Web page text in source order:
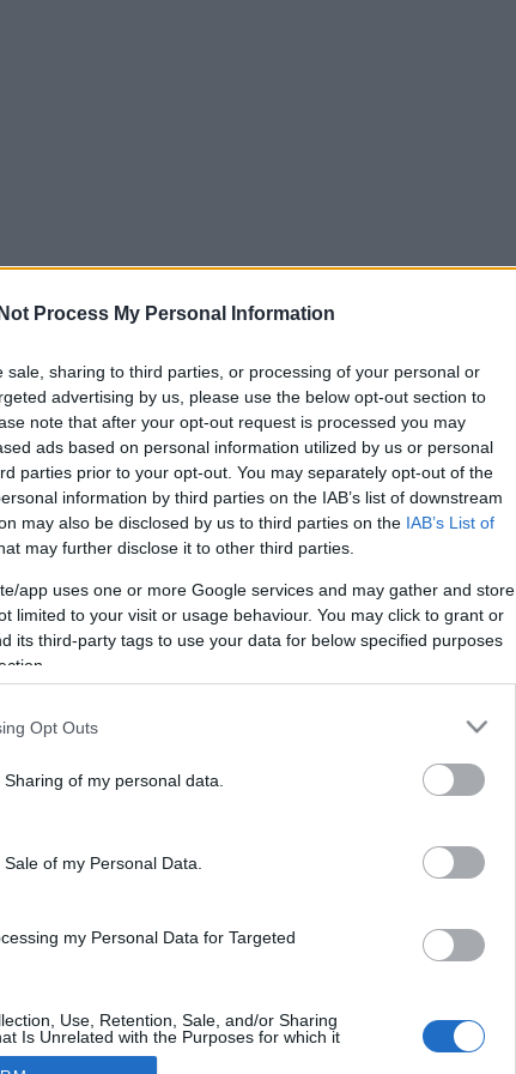
Process My Personal Information
sale, sharing to third parties, or processing of your personal or
advertising by us, please use the below opt-out section to
note that after your opt-out request is processed you may
ads based on personal information utilized by us or personal
parties prior to your opt-out. You may separately opt-out of the
information by third parties on the IAB’s list of downstream
may also be disclosed by us to third parties on the IAB’s List of
may further disclose it to other third parties.
app uses one or more Google services and may gather and store
limited to your visit or usage behaviour. You may click to grant or
its third-party tags to use your data for below specified purposes
Opt Outs
of my personal data.
of my Personal Data.
my Personal Data for Targeted
Use, Retention, Sale, and/or Sharing
Is Unrelated with the Purposes for which it